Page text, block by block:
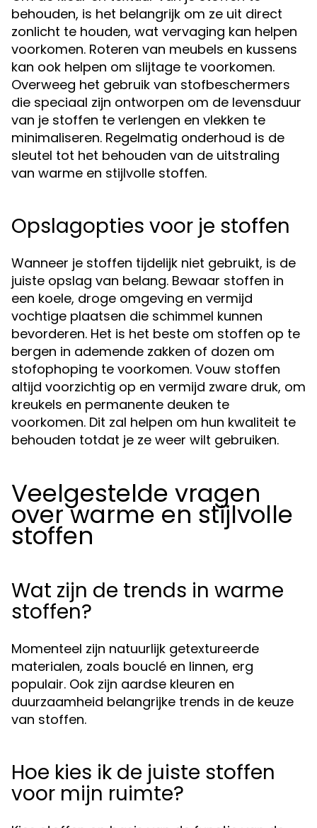
behouden, is het belangrijk om ze uit direct
zonlicht te houden, wat vervaging kan helpen
voorkomen. Roteren van meubels en kussens
kan ook helpen om slijtage te voorkomen.
Overweeg het gebruik van stofbeschermers
die speciaal zijn ontworpen om de levensduur
van je stoffen te verlengen en vlekken te
minimaliseren. Regelmatig onderhoud is de
sleutel tot het behouden van de uitstraling
van warme en stijlvolle stoffen.
Opslagopties voor je stoffen
Wanneer je stoffen tijdelijk niet gebruikt, is de
juiste opslag van belang. Bewaar stoffen in
een koele, droge omgeving en vermijd
vochtige plaatsen die schimmel kunnen
bevorderen. Het is het beste om stoffen op te
bergen in ademende zakken of dozen om
stofophoping te voorkomen. Vouw stoffen
altijd voorzichtig op en vermijd zware druk, om
kreukels en permanente deuken te
voorkomen. Dit zal helpen om hun kwaliteit te
behouden totdat je ze weer wilt gebruiken.
Veelgestelde vragen
over warme en stijlvolle
stoffen
Wat zijn de trends in warme
stoffen?
Momenteel zijn natuurlijk getextureerde
materialen, zoals bouclé en linnen, erg
populair. Ook zijn aardse kleuren en
duurzaamheid belangrijke trends in de keuze
van stoffen.
Hoe kies ik de juiste stoffen
voor mijn ruimte?